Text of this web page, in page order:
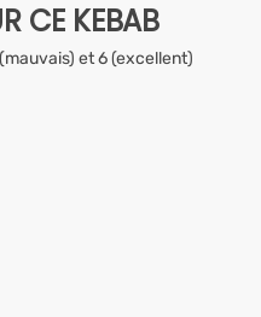
CE KEBAB
et 6 (excellent)